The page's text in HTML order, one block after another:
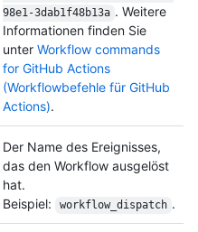
98e1-3dab1f48b13a . Weitere
Informationen finden Sie
unter Workflow commands
for GitHub Actions
(Workflowbefehle für GitHub
Actions).
Der Name des Ereignisses,
das den Workflow ausgelöst
hat.
Beispiel:
workflow_dispatch .